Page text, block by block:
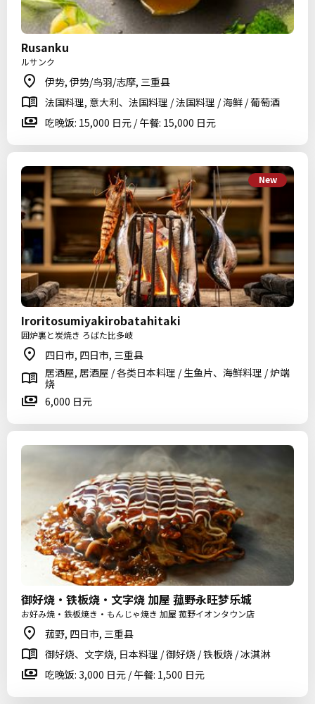
Rusanku
ルサンク
伊势, 伊势/鸟羽/志摩, 三重县
法国料理, 意大利、法国料理 / 法国料理 / 海鲜 / 葡萄酒
吃晚饭: 15,000 日元 / 午餐: 15,000 日元
New
Iroritosumiyakirobatahitaki
囲炉裏と炭焼き ろばた比多岐
四日市, 四日市, 三重县
居酒屋, 居酒屋 / 各类日本料理 / 生鱼片、海鲜料理 / 炉端
烧
6,000 日元
御好烧・铁板烧・文字烧 加屋 菰野永旺梦乐城
お好み焼・鉄板焼き・もんじゃ焼き 加屋 菰野イオンタウン店
菰野, 四日市, 三重县
御好烧、文字烧, 日本料理 / 御好烧 / 铁板烧 / 冰淇淋
吃晚饭: 3,000 日元 / 午餐: 1,500 日元